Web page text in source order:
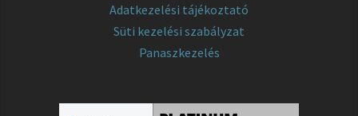
Adatkezelési tájékoztató
Süti kezelési szabályzat
Panaszkezelés